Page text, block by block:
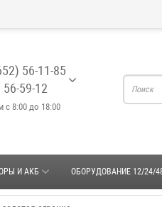
56-11-85
56-59-12
с 8:00 до 18:00
И АКБ ОБОРУДОВАНИЕ 12/24/